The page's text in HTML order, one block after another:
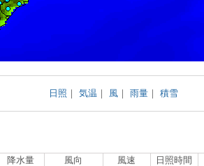
日照 ｜気温 ｜ 風 ｜雨量 ｜積雪
降水量
風向
風速
日照時間